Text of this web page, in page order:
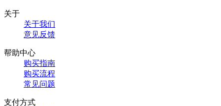
关于
关于我们
意见反馈
帮助中心
购买指南
购买流程
常见问题
支付方式